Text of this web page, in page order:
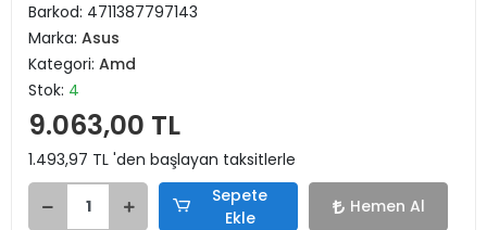
Barkod: 4711387797143
Marka: Asus
Kategori: Amd
Stok: 4
9.063,00 TL
1.493,97 TL 'den başlayan taksitlerle
Sepete
Ekle
Hemen Al